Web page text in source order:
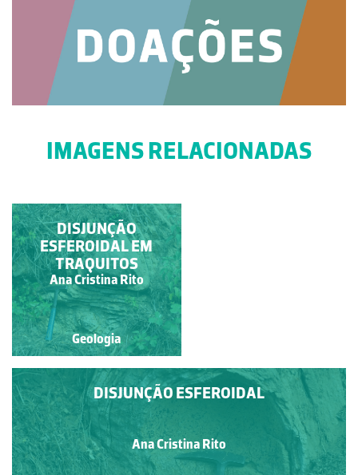
IMAGENS RELACIONADAS
PARTICULARIDADES
GEOLÓGICAS DE
BLOCO GRANÍTICO
Manuela Lopes
Geologia
DISJUNÇÃO ESFEROIDAL
Ana Cristina Rito
DISJUNÇÃO
ESFEROIDAL EM
TRAQUITOS
Ana Cristina Rito
Geologia